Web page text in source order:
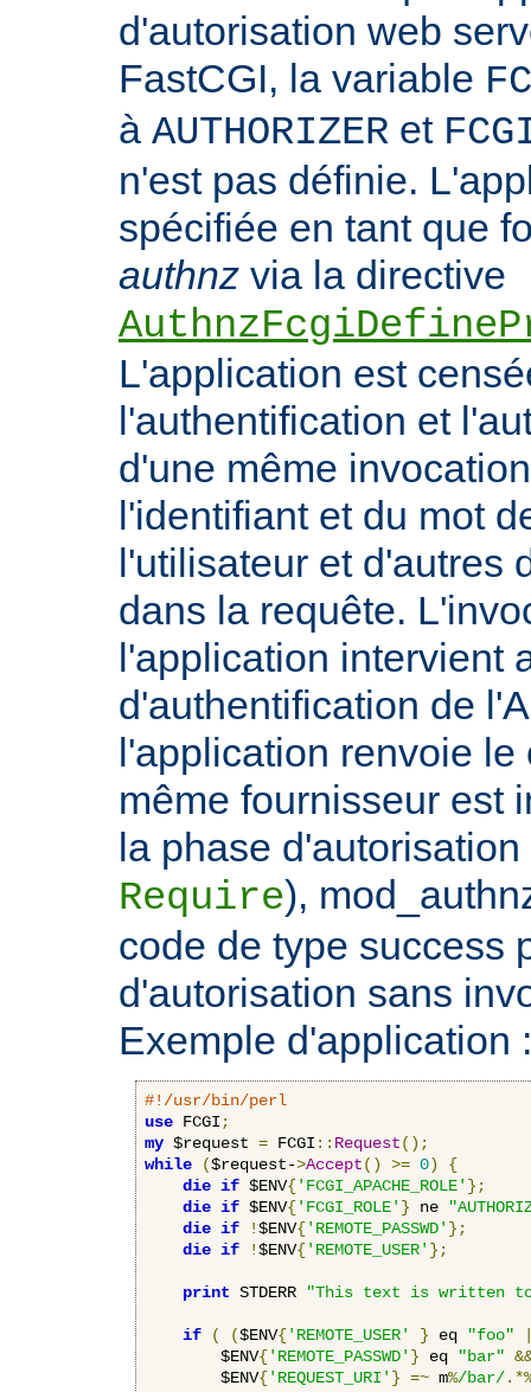
d'autorisation web
FastCGI, la variable
à AUTHORIZER et
n'est pas définie.
spécifiée en tant que
authnz via la directive
L'application est
l'authentification et
d'une même
l'identifiant et du mot
l'utilisateur et d'autres
dans la requête.
l'application intervient
d'authentification de
l'application renvoie le
même fournisseur est
la phase
Require),
code de type success
d'autorisation sans
Exemple d'application :
#!/usr/bin/perl
use FCGI ;
my $request = FCGI :: Request();
while
($request->Accept() >= 0)
{
die if $ENV{'FCGI_APACHE_ROLE' };
die if $ENV{'FCGI_ROLE' } ne
die if !$ENV{'REMOTE_PASSWD' };
die if !$ENV{'REMOTE_USER' };
print STDERR "This text is written
if ( ($ENV{'REMOTE_USER' } eq "foo"
        $ENV
{'REMOTE_PASSWD' } eq "bar"
        $ENV
{'REQUEST_URI' } =~ m%/bar/